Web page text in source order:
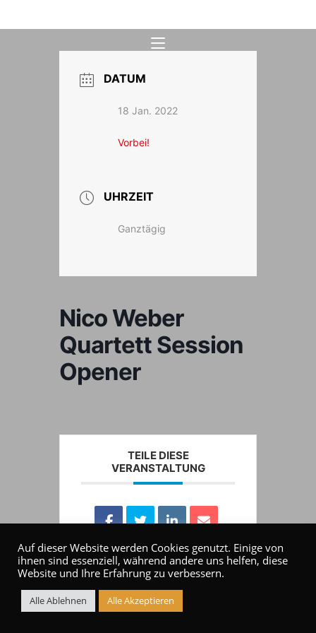
Inhalt
DATUM
18 Jan. 2022
Vorbei!
UHRZEIT
Ganztägig
Nico Weber
Quartett Session
Opener
TEILE DIESE
VERANSTALTUNG
Auf dieser Website werden Cookies genutzt. Einige von
ihnen sind essenziell, während andere uns helfen, diese
Website und Ihre Erfahrung zu verbessern.
Alle Ablehnen Alle Akzeptieren